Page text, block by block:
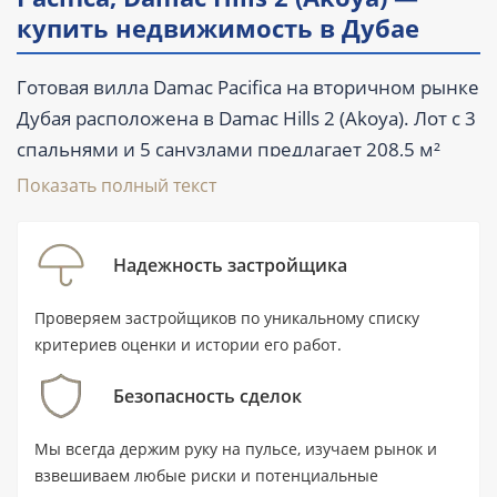
купить недвижимость в Дубае
Готовая вилла Damac Pacifica на вторичном рынке
Дубая расположена в Damac Hills 2 (Akoya). Лот с 3
спальнями и 5 санузлами предлагает 208,5 м²
жилого пространства, или 2 244 ft². Вилла
бассейн и парковку, а также относится к объектам
с гольф-полем. Комплекс сдан в I квартале 2021
объект и оценить его состояние до сделки. Цену
Ключевые характеристики
Показать полный текст
Надежность застройщика
Проверяем застройщиков по уникальному списку
критериев оценки и истории его работ.
Безопасность сделок
Мы всегда держим руку на пульсе, изучаем рынок и
взвешиваем любые риски и потенциальные